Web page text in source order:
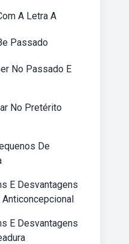
A Letra A
Passado
No Passado E
No Pretérito
De
E Desvantagens
Anticoncepcional
E Desvantagens